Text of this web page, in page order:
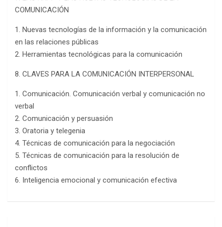
COMUNICACIÓN
1. Nuevas tecnologías de la información y la comunicación
en las relaciones públicas
2. Herramientas tecnológicas para la comunicación
8. CLAVES PARA LA COMUNICACIÓN INTERPERSONAL
1. Comunicación. Comunicación verbal y comunicación no
verbal
2. Comunicación y persuasión
3. Oratoria y telegenia
4. Técnicas de comunicación para la negociación
5. Técnicas de comunicación para la resolución de
conflictos
6. Inteligencia emocional y comunicación efectiva